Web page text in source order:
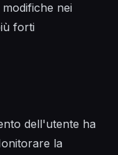
nei
forti
dell'utente ha
la